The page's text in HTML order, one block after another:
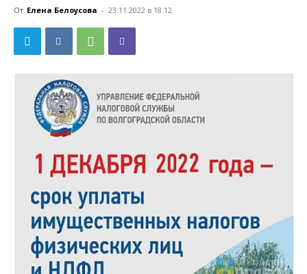
От Елена Белоусова - 23.11.2022 в 18:12